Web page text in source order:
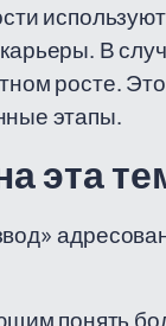
В
росте.
этапы.
эта